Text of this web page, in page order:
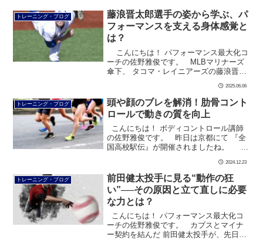
トレーニング・ブログ
藤浪晋太郎選手の姿から学ぶ、パ
フォーマンスを支える身体感覚と
は？
こんにちは！ パフォーマンス最大化コ
ーチの佐野雅俊です。 MLBマリナーズ
傘下、 タコマ・レイニアーズの藤浪晋太
板し、 四球を出しながらも無 […] 2025.06.06
トレーニング・ブログ
頭や顔のブレを解消！肋骨コント
ロールで動きの質を向上
こんにちは！ ボディコントロール講師
の佐野雅俊です。 昨日は京都にて 『全
国高校駅伝』が開催されましたね。 私
2024.12.23
トレーニング・ブログ
前田健太投手に見る“動作の狂
い”──その原因と立て直しに必要
な力とは？
こんにちは！ パフォーマンス最大化コ
ーチの佐野雅俊です。 カブスとマイナ
ー契約を結んだ 前田健太投手が、先日先